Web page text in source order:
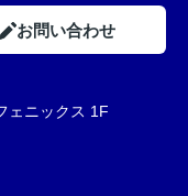
お問い合わせ
ェニックス 1F